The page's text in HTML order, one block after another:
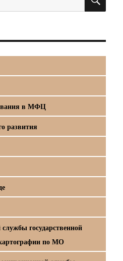
в МФЦ
развития
государственной
по МО